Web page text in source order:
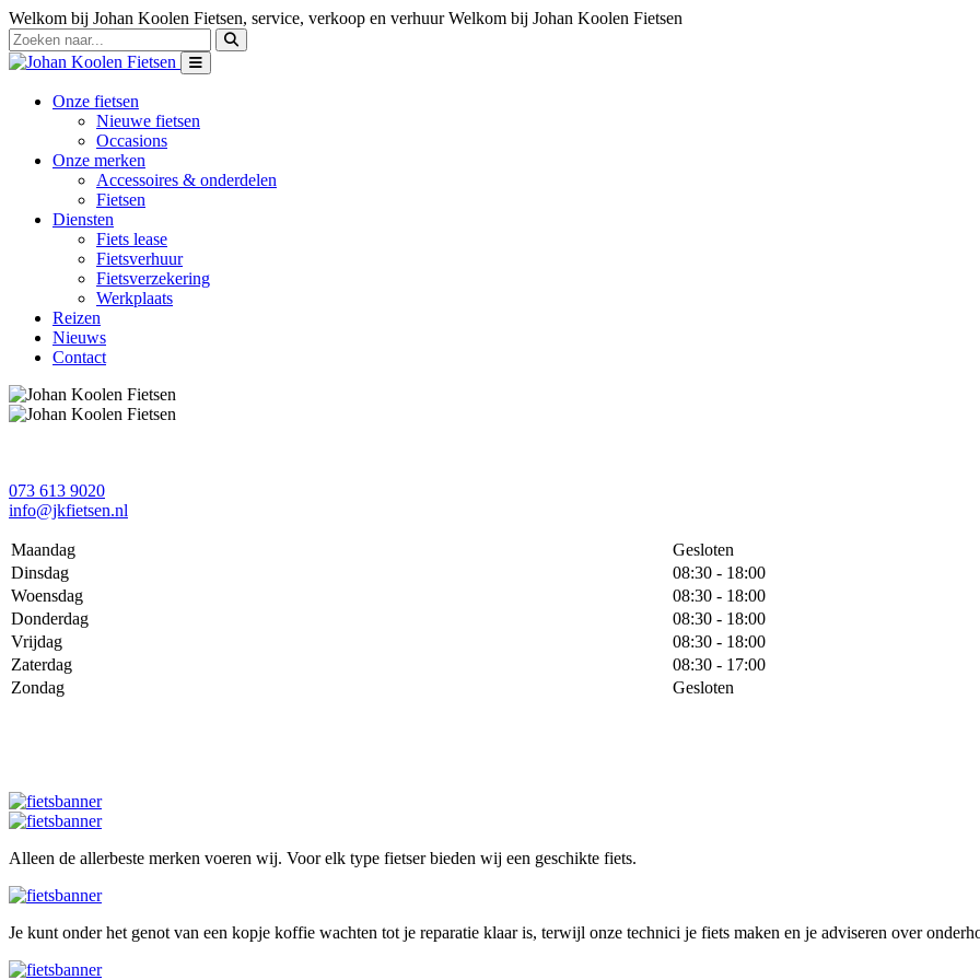
Welkom bij Johan Koolen Fietsen, service, verkoop en verhuurWelkom bij Johan Koolen Fietsen
Onze fietsen
Nieuwe fietsen
Occasions
Onze merken
Accessoires & onderdelen
Fietsen
Diensten
Fiets lease
Fietsverhuur
Fietsverzekering
Werkplaats
Reizen
Nieuws
Contact
073 613 9020
info@jkfietsen.nl
Maandag
Gesloten
Dinsdag
08:30 - 18:00
Woensdag
08:30 - 18:00
Donderdag
08:30 - 18:00
Vrijdag
08:30 - 18:00
Zaterdag
08:30 - 17:00
Zondag
Gesloten
Alleen de allerbeste merken voeren wij. Voor elk type fietser bieden wij een geschikte fiets.
Je kunt onder het genot van een kopje koffie wachten tot je reparatie klaar is, terwijl onze technici je fiets maken en je adviseren over